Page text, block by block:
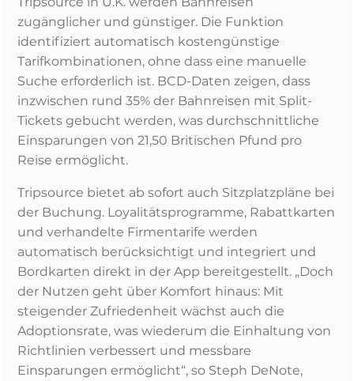
zugänglicher und günstiger. Die Funktion
identifiziert automatisch kostengünstige
Tarifkombinationen, ohne dass eine manuelle
Suche erforderlich ist. BCD-Daten zeigen, dass
inzwischen rund 35% der Bahnreisen mit Split-
Tickets gebucht werden, was durchschnittliche
Einsparungen von 21,50 Britischen Pfund pro
Reise ermöglicht.
Tripsource bietet ab sofort auch Sitzplatzpläne bei
der Buchung. Loyalitätsprogramme, Rabattkarten
und verhandelte Firmentarife werden
automatisch berücksichtigt und integriert und
Bordkarten direkt in der App bereitgestellt. „Doch
der Nutzen geht über Komfort hinaus: Mit
steigender Zufriedenheit wächst auch die
Adoptionsrate, was wiederum die Einhaltung von
Richtlinien verbessert und messbare
Einsparungen ermöglicht“, so Steph DeNote,